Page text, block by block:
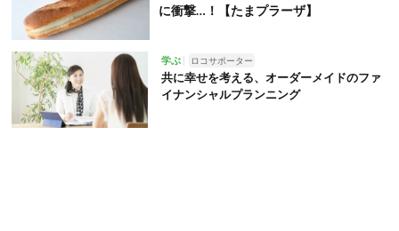
に衝撃…！【たまプラーザ】
学ぶ ロコサポーター
共に幸せを考える、オーダーメイドのファ
イナンシャルプランニング